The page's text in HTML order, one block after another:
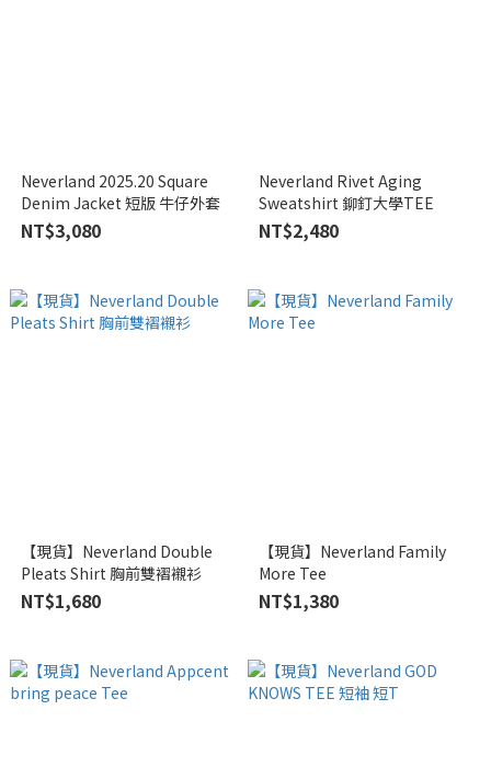
Neverland 2025.20 Square
Denim Jacket 短版 牛仔外套
NT$3,080
Neverland Rivet Aging
Sweatshirt 鉚釘大學TEE
NT$2,480
【現貨】Neverland Double
Pleats Shirt 胸前雙褶襯衫
NT$1,680
【現貨】Neverland Family
More Tee
NT$1,380